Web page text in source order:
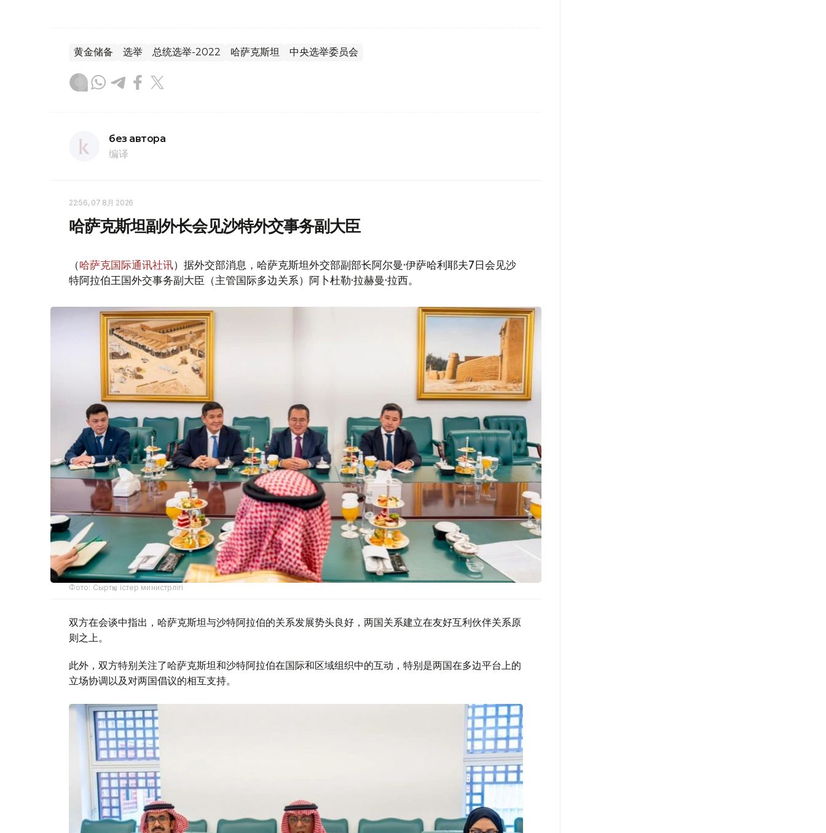
黄金储备 选举 总统选举-2022 哈萨克斯坦 中央选举委员会
без автора
编译
22:56, 07 8月 2026
哈萨克斯坦副外长会见沙特外交事务副大臣
（哈萨克国际通讯社讯）据外交部消息，哈萨克斯坦外交部副部长阿尔曼·伊萨哈利耶夫7日会见沙
特阿拉伯王国外交事务副大臣（主管国际多边关系）阿卜杜勒·拉赫曼·拉西。
Фото: Сыртқы істер министрлігі
双方在会谈中指出，哈萨克斯坦与沙特阿拉伯的关系发展势头良好，两国关系建立在友好互利伙伴关系原
则之上。
此外，双方特别关注了哈萨克斯坦和沙特阿拉伯在国际和区域组织中的互动，特别是两国在多边平台上的
立场协调以及对两国倡议的相互支持。